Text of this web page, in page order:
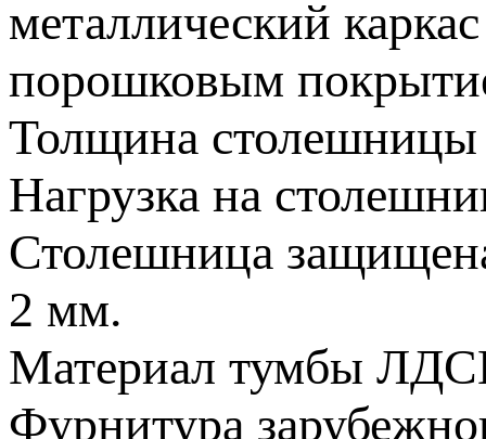
металлический
порошковым
Толщина
Нагрузка на
Столешница
2 мм.
Материал тумбы
Фурнитура